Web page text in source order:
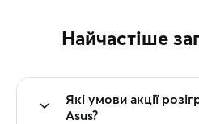
Найчастіше
Які умови акції
Asus?